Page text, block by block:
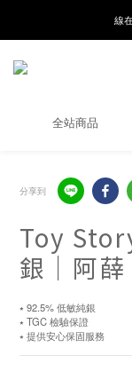
8
全站商品
分享到
Toy
銀｜阿
⭑ 92.5% 低敏純銀
⭑ TGC 檢驗保證
⭑ 提供安心保固服務